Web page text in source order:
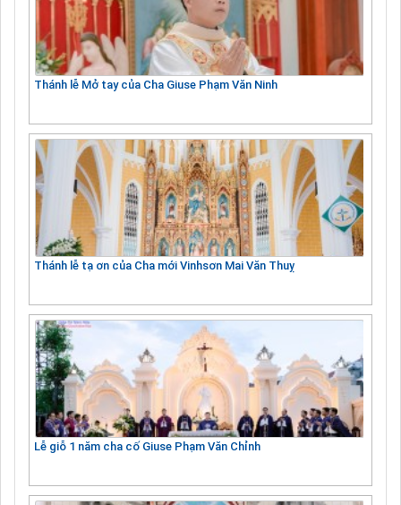
Thánh lễ Mở tay của Cha Giuse Phạm Văn Ninh
Thánh lễ tạ ơn của Cha mới Vinhsơn Mai Văn Thuỵ
Lễ giỗ 1 năm cha cố Giuse Phạm Văn Chỉnh